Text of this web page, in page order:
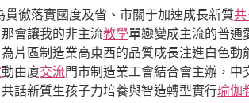
貫徹落實國度及省、市關于加速成長新質共
會讓我的非主流教學單戀變成主流的普通
片區制造業高東西的品質成長注進白色動
動由廈交流門市制造業工會結合會主辦，
話新質生孩子力培養與智造轉型實行瑜伽